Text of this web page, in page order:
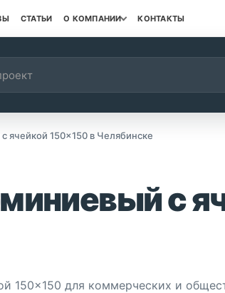
СТАТЬИ О КОМПАНИИ КОНТАКТЫ
ячейкой 150×150 в Челябинске
с
150×150 для коммерческих и